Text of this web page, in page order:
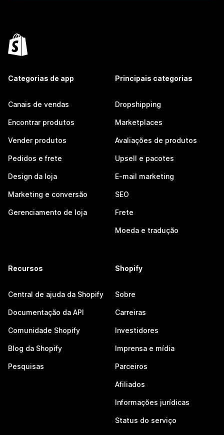
Categorias de app
Canais de vendas
Encontrar produtos
Vender produtos
Pedidos e frete
Design da loja
Marketing e conversão
Gerenciamento de loja
Principais categorias
Dropshipping
Marketplaces
Avaliações de produtos
Upsell e pacotes
E-mail marketing
SEO
Frete
Moeda e tradução
Recursos
Central de ajuda da Shopify
Documentação da API
Comunidade Shopify
Blog da Shopify
Pesquisas
Shopify
Sobre
Carreiras
Investidores
Imprensa e mídia
Parceiros
Afiliados
Informações jurídicas
Status do serviço